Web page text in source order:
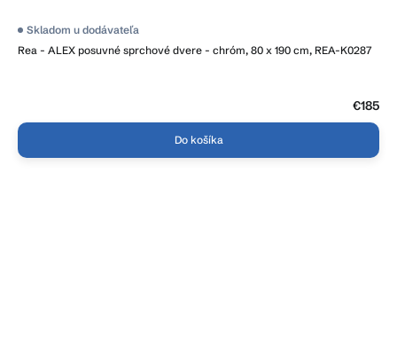
Rea - ALEX posuvné sprchové dvere - chróm, 80 x 190 cm, REA-K0287
Skladom u dodávateľa
€185
Do košíka